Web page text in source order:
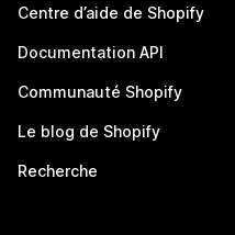
Centre d’aide de Shopify
Documentation API
Communauté Shopify
Le blog de Shopify
Recherche